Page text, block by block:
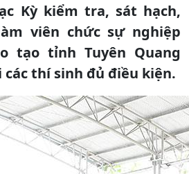
Kỳ kiểm tra, sát hạch,
viên chức sự nghiệp
tạo tỉnh Tuyên Quang
các thí sinh đủ điều kiện.